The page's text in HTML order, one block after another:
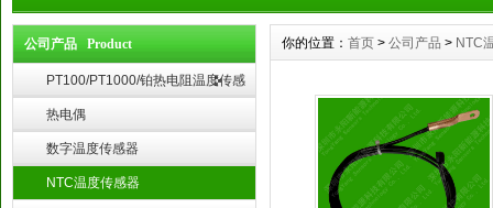
公司产品 Product
PT100/PT1000/铂热电阻温度传感
器
热电偶
数字温度传感器
NTC温度传感器
你的位置： 首页 > 公司产品 > NTC